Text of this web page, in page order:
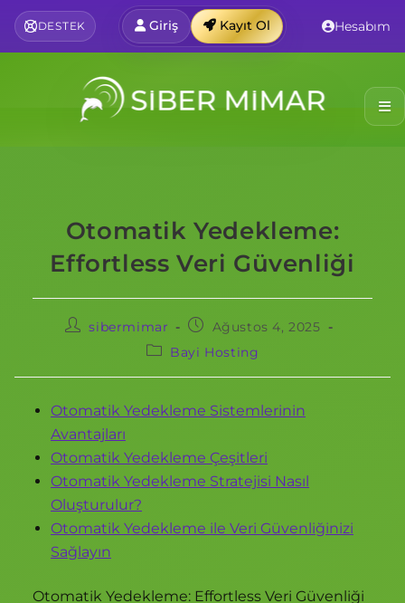
DESTEK Giriş Kayıt Ol Hesabım
Otomatik Yedekleme:
Effortless Veri Güvenliği
sibermimar
Ağustos 4, 2025
Bayi Hosting
Otomatik Yedekleme Sistemlerinin
Avantajları
Otomatik Yedekleme Çeşitleri
Otomatik Yedekleme Stratejisi Nasıl
Oluşturulur?
Otomatik Yedekleme ile Veri Güvenliğinizi
Sağlayın
Otomatik Yedekleme: Effortless Veri Güvenliği